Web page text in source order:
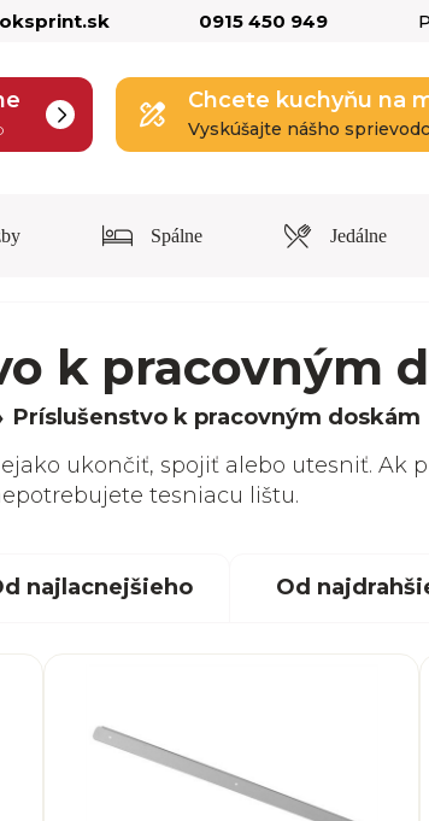
0915 450 949
Chcete kuchyňu na
Vyskúšajte nášho
Spálne Jedálne
k pracovným
Príslušenstvo k pracovným doskám
ukončiť, spojiť alebo utesniť. Ak
tesniacu lištu.
najlacnejšieho Od